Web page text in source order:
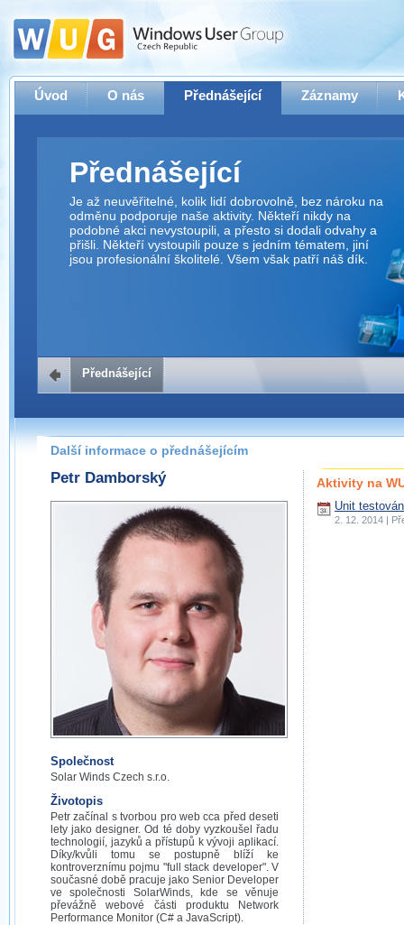
Úvod O nás Přednášející Záznamy
Přednášející
Je až neuvěřitelné, kolik lidí dobrovolně, bez nároku na
odměnu podporuje naše aktivity. Někteří nikdy na
podobné akci nevystoupili, a přesto si dodali odvahy a
přišli. Někteří vystoupili pouze s jedním tématem, jiní
jsou profesionální školitelé. Všem však patří náš dík.
Přednášející
Další informace o přednášejícím
Petr Damborský
Společnost
Solar Winds Czech s.r.o.
Životopis
Petr začínal s tvorbou pro web cca před deseti
lety jako designer. Od té doby vyzkoušel řadu
technologií, jazyků a přístupů k vývoji aplikací.
Díky/kvůli tomu se postupně blíží ke
kontroverznímu pojmu "full stack developer". V
současné době pracuje jako Senior Developer
ve společnosti SolarWinds, kde se věnuje
převážně webové části produktu Network
Performance Monitor (C# a JavaScript).
Aktivity na
Unit
2. 12. 2014 |